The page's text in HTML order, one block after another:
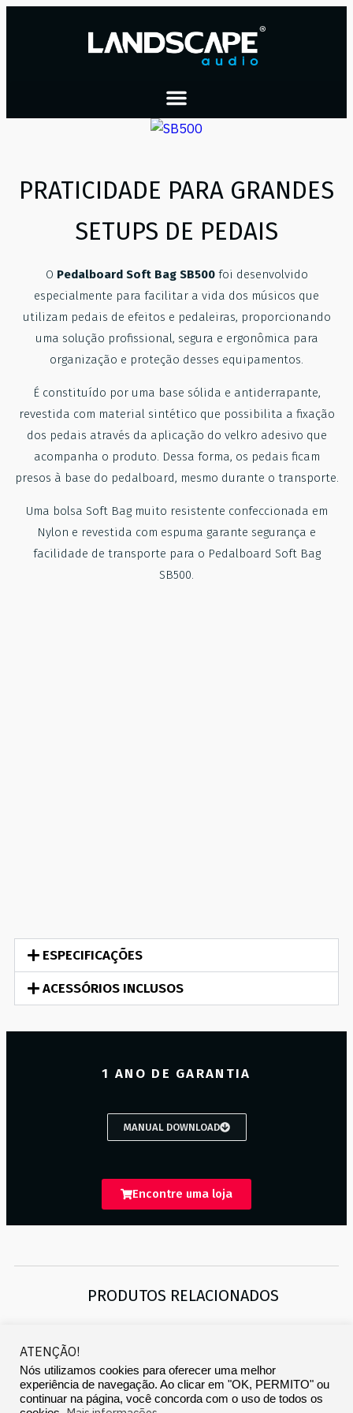
PRATICIDADE PARA GRANDES
SETUPS DE PEDAIS
O Pedalboard Soft Bag SB500foi desenvolvido
especialmente para facilitar a vida dos músicos que
utilizam pedais de efeitos e pedaleiras, proporcionando
uma solução profissional, segura e ergonômica para
organização e proteção desses equipamentos.
É constituído por uma base sólida e antiderrapante,
revestida com material sintético que possibilita a fixação
dos pedais através da aplicação do velkro adesivo que
acompanha o produto. Dessa forma, os pedais ficam
presos à base do pedalboard, mesmo durante o transporte.
Uma bolsa Soft Bag muito resistente confeccionada em
Nylon e revestida com espuma garante segurança e
facilidade de transporte para o Pedalboard Soft Bag
SB500.
ESPECIFICAÇÕES
ACESSÓRIOS INCLUSOS
1 ANO DE GARANTIA
MANUAL DOWNLOAD
Encontre uma loja
PRODUTOS RELACIONADOS
Copyright © 2026 Landscape Audio Systems
ATENÇÃO!
Nós utilizamos cookies para oferecer uma melhor
experiência de navegação. Ao clicar em "OK, PERMITO" ou
continuar na página, você concorda com o uso de todos os